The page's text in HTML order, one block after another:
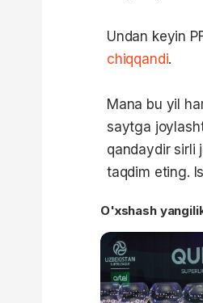
Undan keyin
chiqqandi.
Mana bu yil
saytga
qandaydir sirli
taqdim eting.
O'xshash